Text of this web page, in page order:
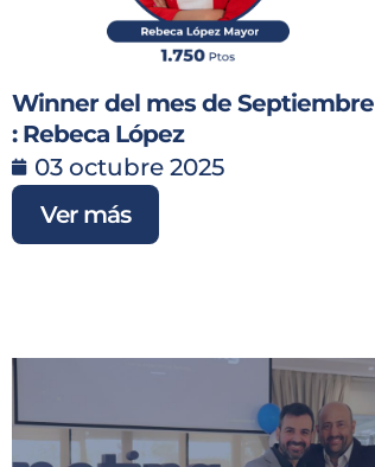
Winner del mes de Septiembre
: Rebeca López
03 octubre 2025
Ver más